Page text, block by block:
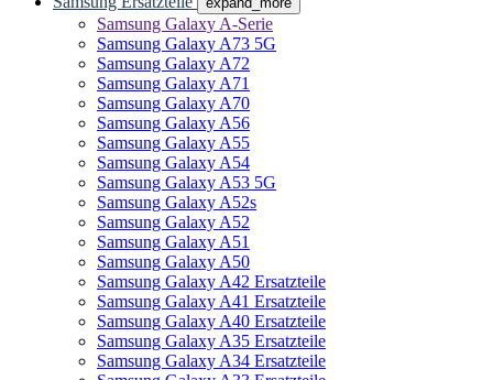
Samsung Galaxy A-Serie
Samsung Galaxy A73 5G
Samsung Galaxy A72
Samsung Galaxy A71
Samsung Galaxy A70
Samsung Galaxy A56
Samsung Galaxy A55
Samsung Galaxy A54
Samsung Galaxy A53 5G
Samsung Galaxy A52s
Samsung Galaxy A52
Samsung Galaxy A51
Samsung Galaxy A50
Samsung Galaxy A42 Ersatzteile
Samsung Galaxy A41 Ersatzteile
Samsung Galaxy A40 Ersatzteile
Samsung Galaxy A35 Ersatzteile
Samsung Galaxy A34 Ersatzteile